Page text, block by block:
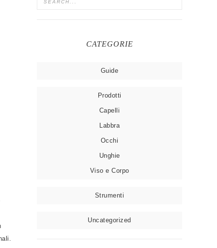
CATEGORIE
Guide
Prodotti
Capelli
Labbra
Occhi
Unghie
Viso e Corpo
Strumenti
Uncategorized